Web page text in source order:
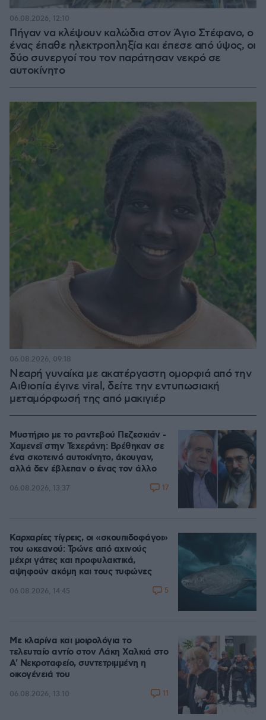
Πήγαν να κλέψουν καλώδια στον Άγιο Στέφανο, ο
ένας έπαθε ηλεκτροπληξία και έπεσε από ύψος, οι
δύο συνεργοί του τον παράτησαν νεκρό σε
αυτοκίνητο
06.08.2026, 12:10
Νεαρή γυναίκα με ακατέργαστη ομορφιά από την
Αιθιοπία έγινε viral, δείτε την εντυπωσιακή
μεταμόρφωσή της από μακιγιέρ
06.08.2026, 09:18
Μυστήριο με το ραντεβού Πεζεσκιάν -
Χαμενεϊ στην Τεχεράνη: Βρέθηκαν σε
ένα σκοτεινό αυτοκίνητο, άκουγαν,
αλλά δεν έβλεπαν ο ένας τον άλλο
06.08.2026, 13:37 17
Καρχαρίες τίγρεις, οι «σκουπιδοφάγοι»
του ωκεανού: Τρώνε από αχινούς
μέχρι γάτες και προφυλακτικά,
αψηφούν ακόμη και τους τυφώνες
06.08.2026, 14:45 5
Με κλαρίνα και μοιρολόγια το
τελευταίο αντίο στον Λάκη Χαλκιά στο
A' Νεκροταφείο, συντετριμμένη η
οικογένειά του
06.08.2026, 13:10 11